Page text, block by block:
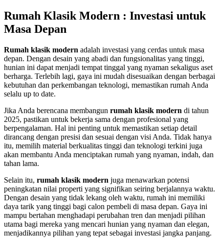
Rumah Klasik Modern : Investasi untuk
Masa Depan
Rumah klasik modern adalah investasi yang cerdas untuk masa
depan. Dengan desain yang abadi dan fungsionalitas yang tinggi,
hunian ini dapat menjadi tempat tinggal yang nyaman sekaligus aset
berharga. Terlebih lagi, gaya ini mudah disesuaikan dengan berbagai
kebutuhan dan perkembangan teknologi, memastikan rumah Anda
selalu up to date.
Jika Anda berencana membangun rumah klasik modern di tahun
2025, pastikan untuk bekerja sama dengan profesional yang
berpengalaman. Hal ini penting untuk memastikan setiap detail
dirancang dengan presisi dan sesuai dengan visi Anda. Tidak hanya
itu, memilih material berkualitas tinggi dan teknologi terkini juga
akan membantu Anda menciptakan rumah yang nyaman, indah, dan
tahan lama.
Selain itu, rumah klasik modern juga menawarkan potensi
peningkatan nilai properti yang signifikan seiring berjalannya waktu.
Dengan desain yang tidak lekang oleh waktu, rumah ini memiliki
daya tarik yang tinggi bagi calon pembeli di masa depan. Gaya ini
mampu bertahan menghadapi perubahan tren dan menjadi pilihan
utama bagi mereka yang mencari hunian yang nyaman dan elegan,
menjadikannya pilihan yang tepat sebagai investasi jangka panjang.